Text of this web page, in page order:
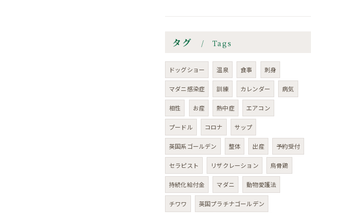
タグ Tags
ドッグショー 温泉 食事 刺身
マダニ感染症 訓練 カレンダー 病気
相性 お産 熱中症 エアコン
プードル コロナ サップ
英国系ゴールデン 整体 出産 予約受付
セラピスト リザクレーション 烏骨鶏
持続化給付金 マダニ 動物愛護法
チワワ 英国プラチナゴールデン